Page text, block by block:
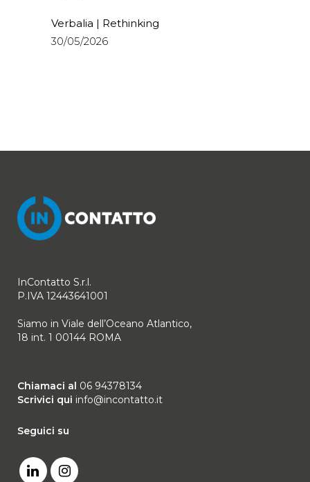
Verbalia | Rethinking
30/05/2026
InContatto S.r.l.
P.IVA 12443641001
Siamo in Viale dell’Oceano Atlantico,
18 int. 1 00144 ROMA
Chiamaci al 06 94378134
Scrivici qui info@incontatto.it
Seguici su